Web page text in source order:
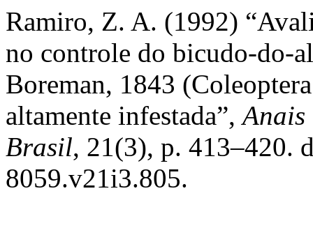
Ramiro, Z. A. (1992)
no controle do bicudo-do-
Boreman, 1843
altamente infestada”,Anais
Brasil, 21(3), p. 413–420.
8059.v21i3.805.